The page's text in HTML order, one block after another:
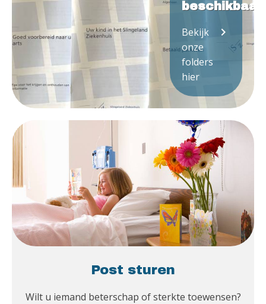
beschikbaar
Bekijk
onze
folders
hier
keyboard_arrow_right
Post sturen
Wilt u iemand beterschap of sterkte toewensen?